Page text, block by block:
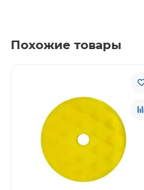
Похожие товары